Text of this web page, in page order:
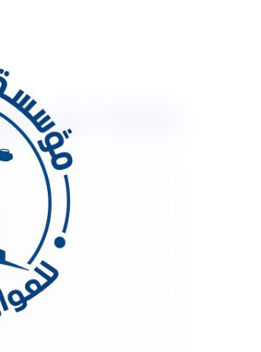
شركة عزل فوم بتبوك
يستغنى عنها سكان المملكة حيث
مجال العزل بالفوم حيث تجعل
لمنزلك وحماية وتركيبه بمنزلك
باستخدام مادة الفوم الحرارية
عزل اى سطح من اى حراره مرتفعه
المائى هو ان يتم عزل المبنى
وظروفه يختلف نوع العزل ووجه